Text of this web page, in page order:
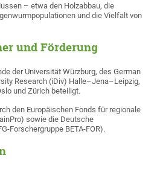
– etwa den Holzabbau, die
und die Vielfalt von
und Förderung
der Universität Würzburg, des German
Research (iDiv) Halle–Jena–Leipzig,
und Zürich beteiligt.
den Europäischen Fonds für regionale
sowie die Deutsche
Forschergruppe BETA-FOR).